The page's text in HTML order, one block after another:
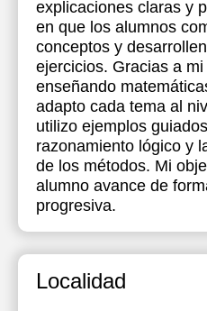
explicaciones claras y
en que los alumnos
conceptos y
ejercicios. Gracias a
enseñando
adapto cada tema al
utilizo ejemplos
razonamiento lógico y
de los métodos. Mi
alumno avance de
progresiva.
Localidad
18:00
18:30
19:00
19:30
20:00
20:30
18:00
18:30
19:00
19:30
20:00